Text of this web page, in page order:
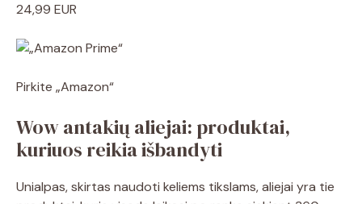
24,99 EUR
Pirkite „Amazon“
Wow antakių aliejai: produktai,
kuriuos reikia išbandyti
Unialpas, skirtas naudoti keliems tikslams, aliejai yra tie